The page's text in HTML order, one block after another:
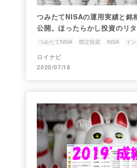
つみたてNISAの運用実績と銘
公開。ほったらかし投資のリ
つみたてNISA 積立投資 NISA
イ
インデックスファンド
ロイナビ
2020/07/18